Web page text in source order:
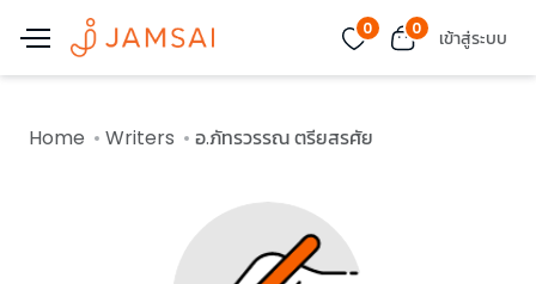
0 0 เข้าสู่ระบบ
Home Writers อ.ภัทรวรรณ ตรียสรศัย